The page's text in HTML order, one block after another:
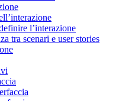
l’interazione
tra scenari e user stories